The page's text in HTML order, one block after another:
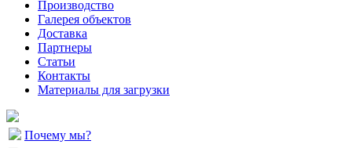
Производство
Галерея объектов
Доставка
Партнеры
Статьи
Контакты
Материалы для загрузки
Почему мы?